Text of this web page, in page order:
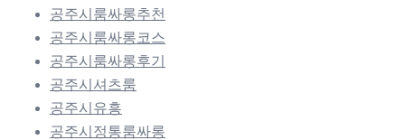
공주시룸싸롱추천
공주시룸싸롱코스
공주시룸싸롱후기
공주시셔츠룸
공주시유흥
공주시정통룸싸롱